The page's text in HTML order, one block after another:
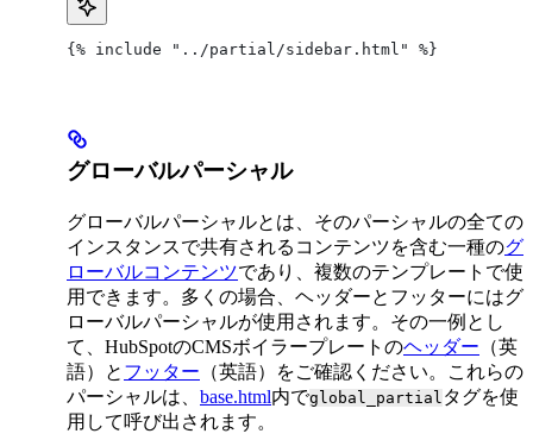
{% include "../partial/sidebar.html" %}
グローバルパーシャル
グローバルパーシャルとは、そのパーシャルの全ての
インスタンスで共有されるコンテンツを含む一種のグ
ローバルコンテンツであり、複数のテンプレートで使
用できます。多くの場合、ヘッダーとフッターにはグ
ローバルパーシャルが使用されます。その一例とし
て、HubSpotのCMSボイラープレートのヘッダー （英
語）と フッター （英語）をご確認ください。これらの
パーシャルは、 base.html内でglobal_partial タグを使
用して呼び出されます。